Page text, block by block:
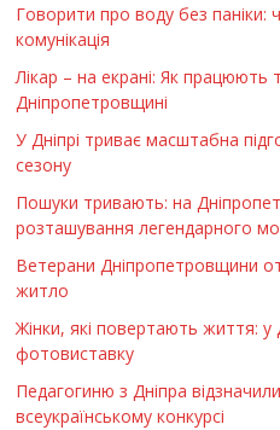
Говорити про воду без
комунікація
Лікар – на екрані: Як працюють
Дніпропетровщині
У Дніпрі триває масштабна
сезону
Пошуки тривають: на
розташування легендарного
Ветерани Дніпропетровщини
житло
Жінки, які повертають життя: у
фотовиставку
Педагогиню з Дніпра
всеукраїнському конкурсі